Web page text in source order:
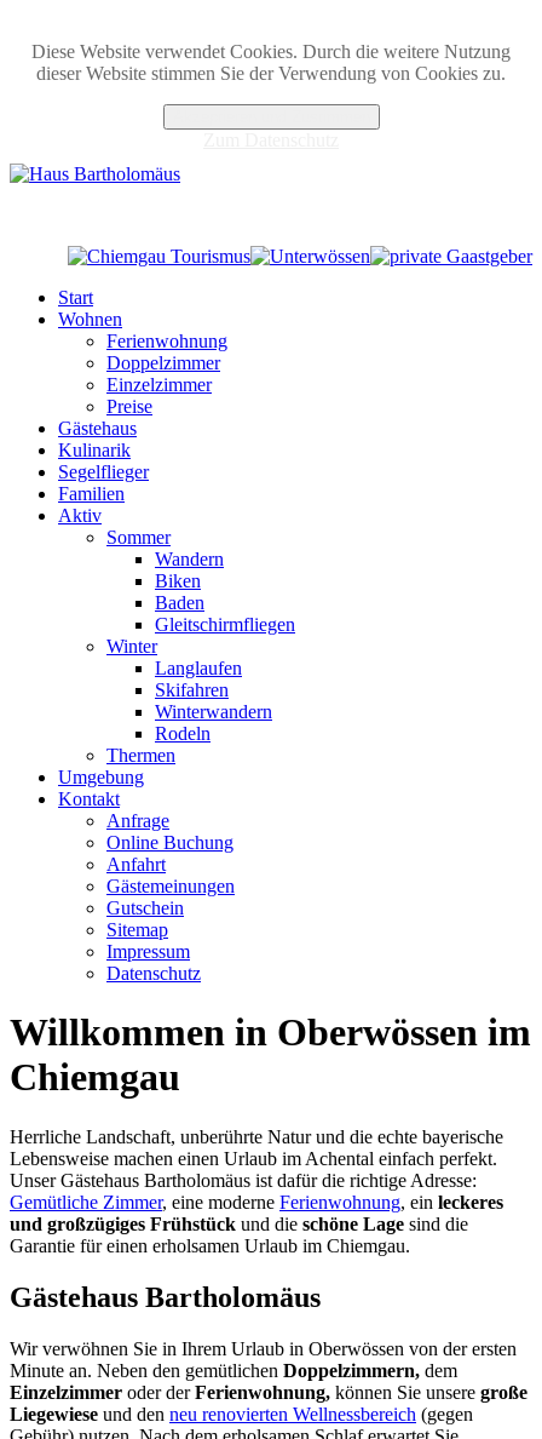
Diese Website verwendet Cookies. Durch die weitere Nutzung
dieser Website stimmen Sie der Verwendung von Cookies zu.
Start
Wohnen
Ferienwohnung
Doppelzimmer
Einzelzimmer
Preise
Gästehaus
Kulinarik
Segelflieger
Familien
Aktiv
Sommer
Wandern
Biken
Baden
Gleitschirmfliegen
Winter
Langlaufen
Skifahren
Winterwandern
Rodeln
Thermen
Umgebung
Kontakt
Anfrage
Online Buchung
Anfahrt
Gästemeinungen
Gutschein
Sitemap
Impressum
Datenschutz
Willkommen in Oberwössen im
Chiemgau
Herrliche Landschaft, unberührte Natur und die echte bayerische
Lebensweise machen einen Urlaub im Achental einfach perfekt.
Unser Gästehaus Bartholomäus ist dafür die richtige Adresse:
Gemütliche Zimmer, eine moderne Ferienwohnung, ein leckeres
und großzügiges Frühstück und die schöne Lage sind die
Garantie für einen erholsamen Urlaub im Chiemgau.
Gästehaus Bartholomäus
Wir verwöhnen Sie in Ihrem Urlaub in Oberwössen von der ersten
Minute an. Neben den gemütlichen Doppelzimmern, dem
Einzelzimmer oder derFerienwohnung, können Sie unsere große
Liegewiese und den neu renovierten Wellnessbereich (gegen